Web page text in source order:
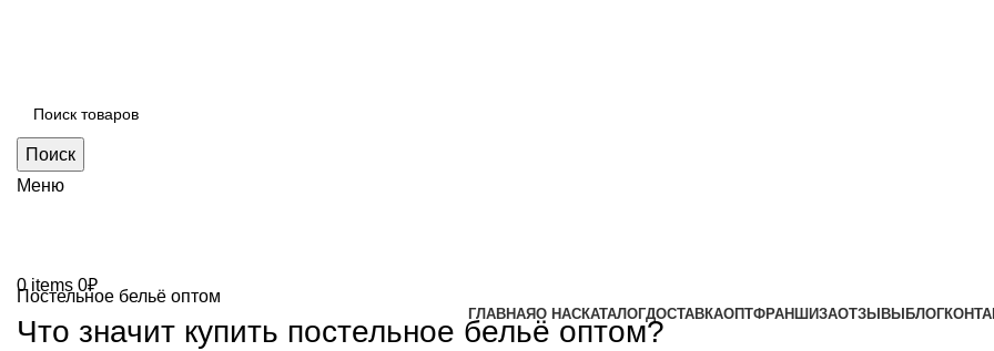
Поиск
Меню
0items 0₽
ГЛАВНАЯО НАСКАТАЛОГДОСТАВКАОПТФРАНШИЗАОТЗЫВЫ БЛОГ
Постельное бельё оптом
Что значит купить постельное бельё оптом?